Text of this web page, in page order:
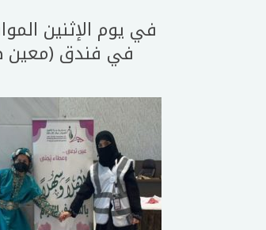
في يوم الإثنين الموافق ١ /٧ /٢٠٢٤
في فندق (معين